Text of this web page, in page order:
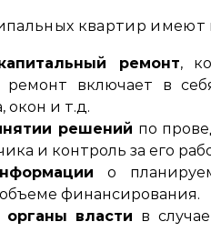
квартир имеют
ремонт,
ремонт включает в
окон и т.д.
решений по
и контроль за его
о
финансирования.
власти в